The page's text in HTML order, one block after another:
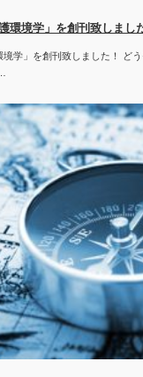
環境学」を創刊致しまし
学」を創刊致しました！ ど